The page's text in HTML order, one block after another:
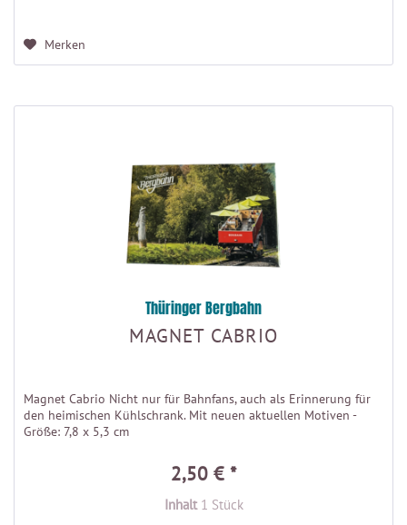
Merken
Thüringer Bergbahn
MAGNET CABRIO
Magnet Cabrio Nicht nur für Bahnfans, auch als Erinnerung für
den heimischen Kühlschrank. Mit neuen aktuellen Motiven -
Größe: 7,8 x 5,3 cm
2,50 € *
Inhalt 1 Stück